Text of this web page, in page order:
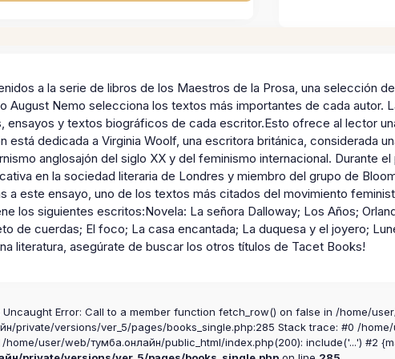
a la serie de libros de los Maestros de la Prosa, una selección
August Nemo selecciona los textos más importantes de cada autor.
ensayos y textos biográficos de cada escritor.Esto ofrece al lector
está dedicada a Virginia Woolf, una escritora británica, considerada
anglosajón del siglo XX y del feminismo internacional. Durante
en la sociedad literaria de Londres y miembro del grupo de
a este ensayo, uno de los textos más citados del movimiento
los siguientes escritos:Novela: La señora Dalloway; Los Años;
de cuerdas; El foco; La casa encantada; La duquesa y el joyero;
literatura, asegúrate de buscar los otros títulos de Tacet Books!
Uncaught Error: Call to a member function fetch_row() on false in /home/
private/versions/ver_5/pages/books_single.php:285 Stack trace: #0 /
/home/user/web/тумба.онлайн/public_html/index.php(200): include('...') #2